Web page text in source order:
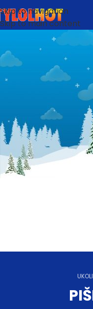
Skip to navigation
Skip to main content